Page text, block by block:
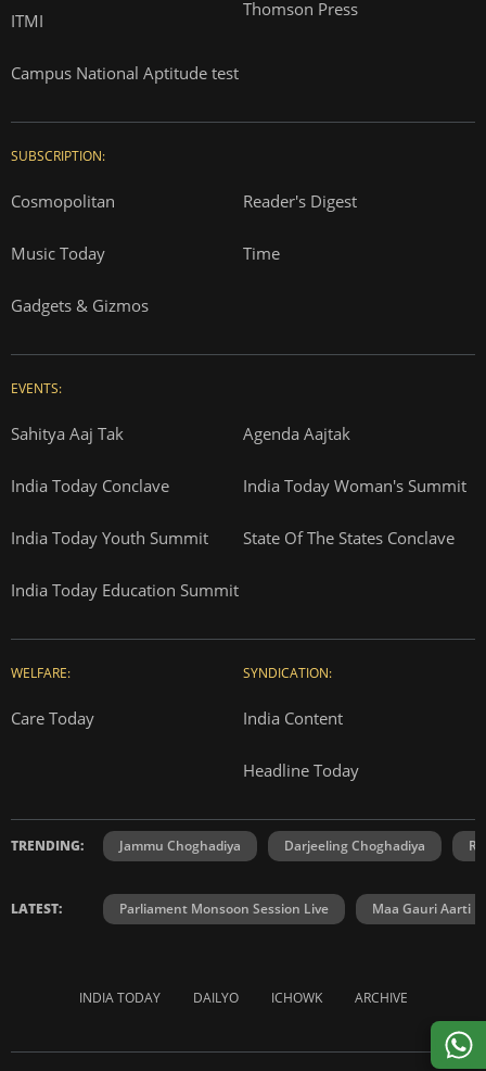
ITMI
Campus National Aptitude test
Thomson Press
SUBSCRIPTION:
Cosmopolitan Reader's Digest
Music Today Time
Gadgets & Gizmos
EVENTS:
Sahitya Aaj Tak Agenda Aajtak
India Today Conclave India Today Woman's Summit
India Today Youth Summit State Of The States Conclave
India Today Education Summit
WELFARE:
Care Today
SYNDICATION:
India Content
Headline Today
TRENDING: Jammu Choghadiya Darjeeling Choghadiya
LATEST: Parliament Monsoon Session Live Maa Gauri Aarti
INDIA TODAY DAILYO ICHOWK ARCHIVE